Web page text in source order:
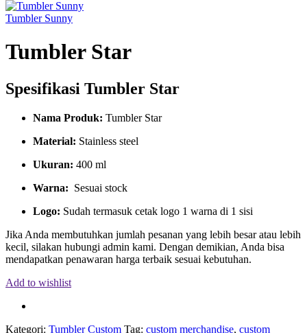
Tumbler Sunny
Tumbler Star
Spesifikasi Tumbler Star
Nama Produk: Tumbler Star
Material: Stainless steel
Ukuran: 400 ml
Warna: Sesuai stock
Logo: Sudah termasuk cetak logo 1 warna di 1 sisi
Jika Anda membutuhkan jumlah pesanan yang lebih besar atau lebih
kecil, silakan hubungi admin kami. Dengan demikian, Anda bisa
mendapatkan penawaran harga terbaik sesuai kebutuhan.
Add to wishlist
Kategori: Tumbler Custom Tag: custom merchandise, custom